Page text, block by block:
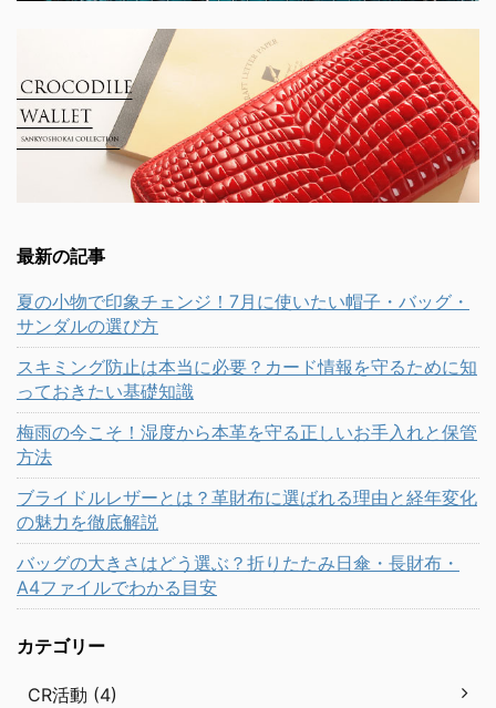
最新の記事
夏の小物で印象チェンジ！7月に使いたい帽子・バッグ・
サンダルの選び方
スキミング防止は本当に必要？カード情報を守るために知
っておきたい基礎知識
梅雨の今こそ！湿度から本革を守る正しいお手入れと保管
方法
ブライドルレザーとは？革財布に選ばれる理由と経年変化
の魅力を徹底解説
バッグの大きさはどう選ぶ？折りたたみ日傘・長財布・
A4ファイルでわかる目安
カテゴリー
CR活動 (4)